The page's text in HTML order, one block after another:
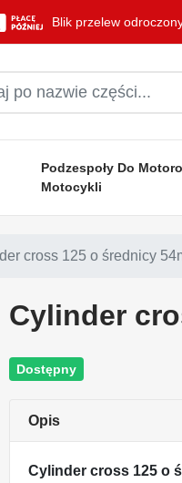
Blik przelew
Podzespoły Do
Motocykli
cross 125 o średnicy
Cylinder
Dostępny
Opis
Cylinder cross 125 o